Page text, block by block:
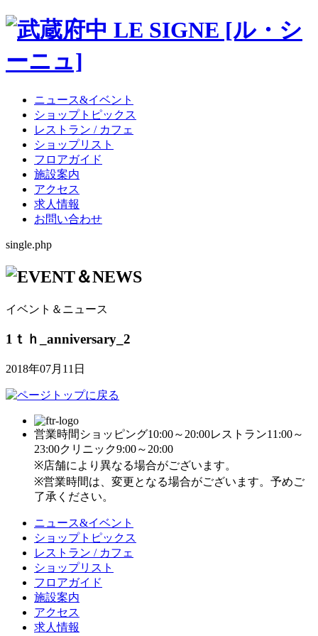
ニュース&イベント
ショップトピックス
レストラン / カフェ
ショップリスト
フロアガイド
施設案内
アクセス
求人情報
お問い合わせ
single.php
イベント＆ニュース
1ｔｈ_anniversary_2
2018年07月11日
営業時間 ショッピング10:00～20:00レストラン11:00～
23:00クリニック9:00～20:00
※店舗により異なる場合がございます。
※営業時間は、変更となる場合がございます。予めご
了承ください。
ニュース&イベント
ショップトピックス
レストラン / カフェ
ショップリスト
フロアガイド
施設案内
アクセス
求人情報